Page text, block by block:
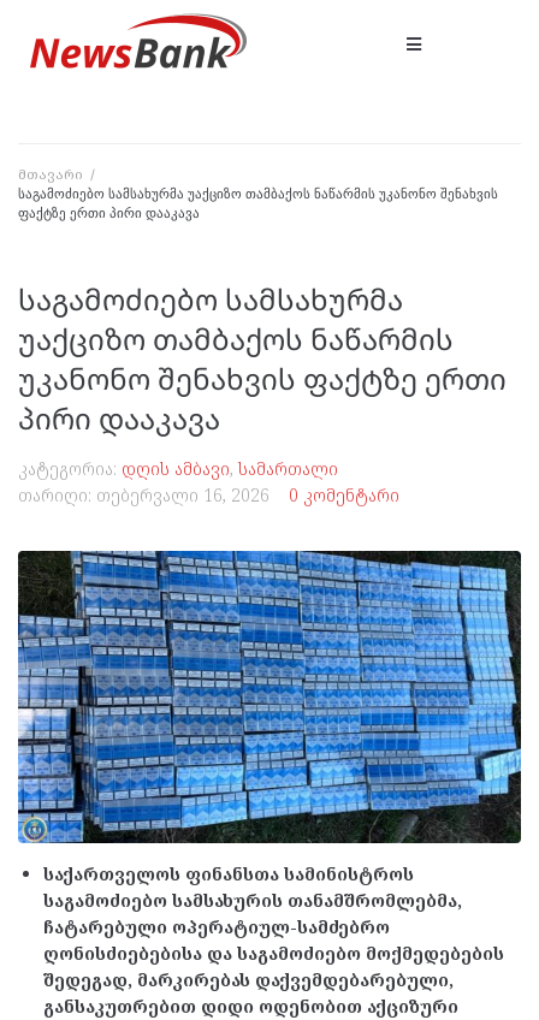
მთავარი /
საგამოძიებო სამსახურმა უაქციზო თამბაქოს ნაწარმის უკანონო შენახვის
ფაქტზე ერთი პირი დააკავა
საგამოძიებო სამსახურმა
უაქციზო თამბაქოს ნაწარმის
უკანონო შენახვის ფაქტზე ერთი
პირი დააკავა
კატეგორია: დღის ამბავი, სამართალი
თარიღი: თებერვალი 16, 2026 0 კომენტარი
საქართველოს ფინანსთა სამინისტროს
საგამოძიებო სამსახურის თანამშრომლებმა,
ჩატარებული ოპერატიულ-სამძებრო
ღონისძიებებისა და საგამოძიებო მოქმედებების
შედეგად, მარკირებას დაქვემდებარებული,
განსაკუთრებით დიდი ოდენობით აქციზური